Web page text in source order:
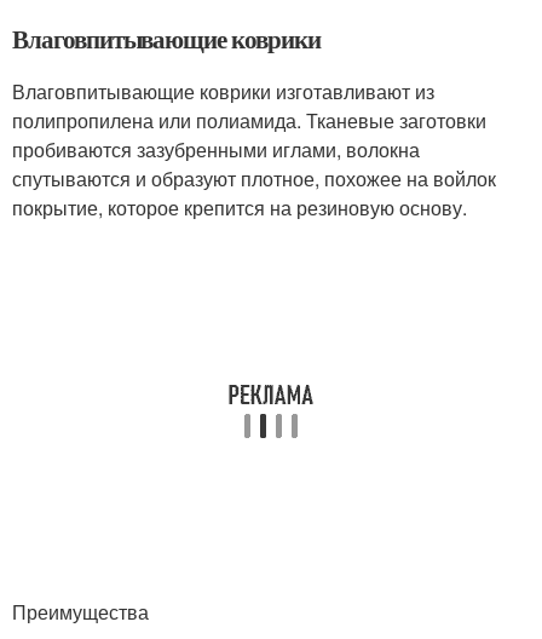
Влаговпитывающие коврики
Влаговпитывающие коврики изготавливают из
полипропилена или полиамида. Тканевые заготовки
пробиваются зазубренными иглами, волокна
спутываются и образуют плотное, похожее на войлок
покрытие, которое крепится на резиновую основу.
Преимущества